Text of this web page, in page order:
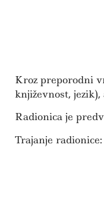
Kroz preporodni
književnost,
Radionica je
Trajanje